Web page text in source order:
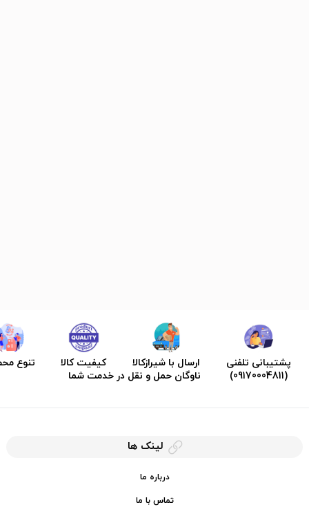
پشتیبانی تلفنی
(09170004811)
ارسال با شیرازکالا
ناوگان حمل و نقل در خدمت شما
کیفیت کالا تنوع
لینک ها
درباره ما
تماس با ما